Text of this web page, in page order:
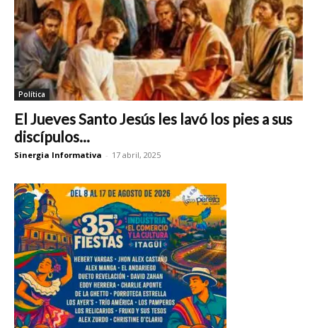
Política
El Jueves Santo Jesús les lavó los pies a sus
discípulos...
Sinergia Informativa - 17 abril, 2025